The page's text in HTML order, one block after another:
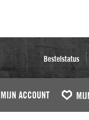
Bestelstatus
MIJN ACCOUNT